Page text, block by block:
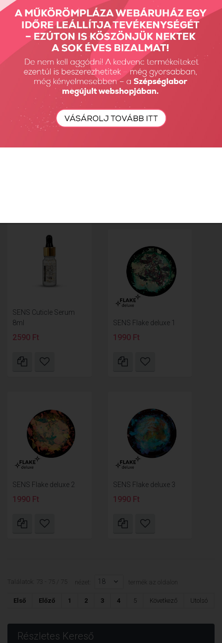
Art
black
SENS Cuticle Serum
8ml
2590 Ft
SENS Flake deluxe 1
1990 Ft
SENS Flake deluxe 2
1990 Ft
SENS Flake deluxe 3
1990 Ft
Találatok: 73 - 75 / 75 nézet: 18 termék az oldalon
Első Előző 1 2 3 4 5 Következő Utolsó
Részletes Kereső